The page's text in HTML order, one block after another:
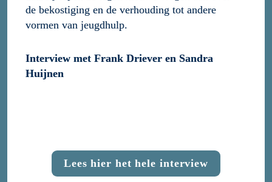
de bekostiging en de verhouding tot andere
vormen van jeugdhulp.
Interview met Frank Driever en Sandra
Huijnen
Lees hier het hele interview